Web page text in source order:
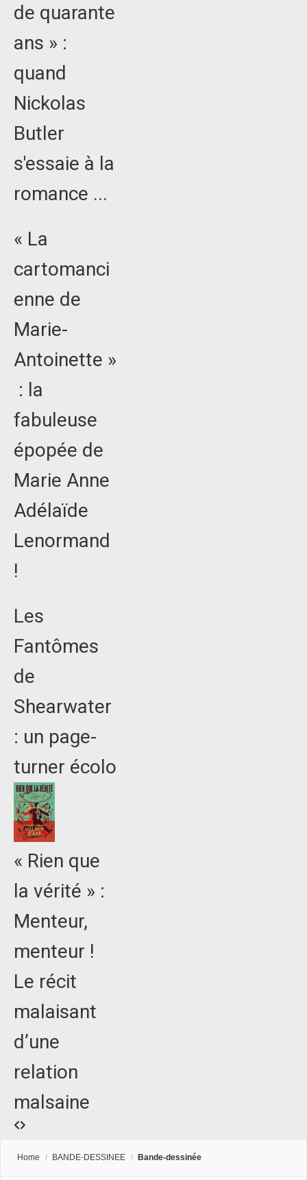
de quarante
ans » :
quand
Nickolas
Butler
s'essaie à la
romance ...
« La
cartomanci
enne de
Marie-
Antoinette »
: la
fabuleuse
épopée de
Marie Anne
Adélaïde
Lenormand
!
Les
Fantômes
de
Shearwater
: un page-
turner écolo
« Rien que
la vérité » :
Menteur,
menteur !
Le récit
malaisant
d’une
relation
malsaine
Home / BANDE-DESSINEE / Bande-dessinée